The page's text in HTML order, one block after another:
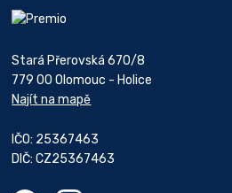
Stará Přerovská 670/8
779 00 Olomouc - Holice
Najít na mapě
IČO: 25367463
DIČ: CZ25367463